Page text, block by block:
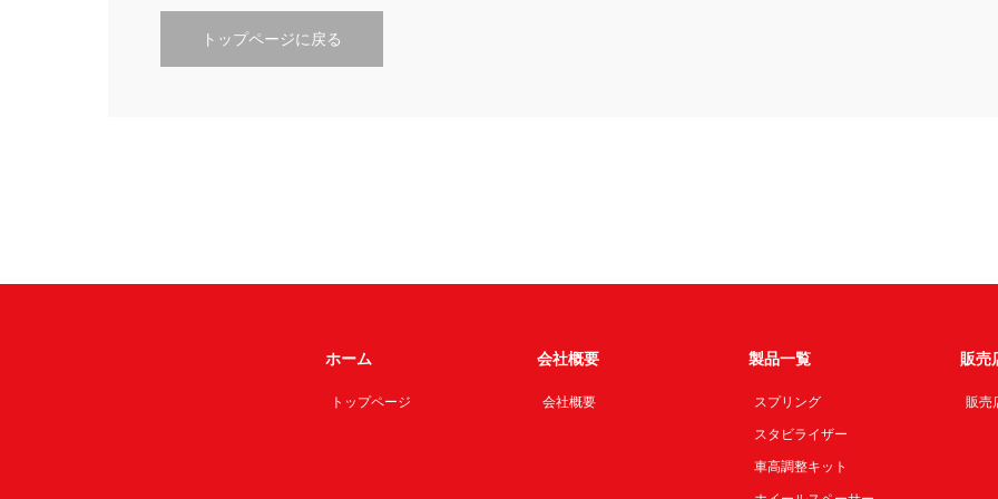
トップページに戻る
ホーム
トップページ
会社概要
会社概要
製品一覧
スプリング
スタビライザー
車高調整キット
販売
販売